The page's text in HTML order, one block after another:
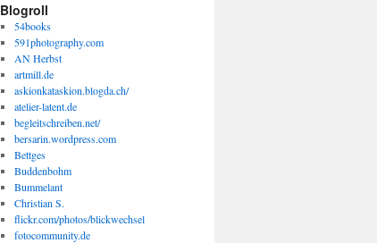
Blogroll
54books
591photography.com
AN Herbst
artmill.de
askionkataskion.blogda.ch/
atelier-latent.de
begleitschreiben.net/
bersarin.wordpress.com
Bettges
Buddenbohm
Bummelant
Christian S.
flickr.com/photos/blickwechsel
fotocommunity.de